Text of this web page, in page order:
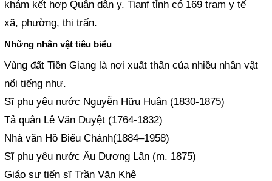
khám kết hợp Quân dân y. Tianf tỉnh có 169 trạm y tế
xã, phường, thị trấn.
Những nhân vật tiêu biểu
Vùng đất Tiền Giang là nơi xuất thân của nhiều nhân vật
nổi tiếng như.
Sĩ phu yêu nước Nguyễn Hữu Huân (1830-1875)
Tả quân Lê Văn Duyệt (1764-1832)
Nhà văn Hồ Biểu Chánh(1884–1958)
Sĩ phu yêu nước Âu Dương Lân (m. 1875)
Giáo sư tiến sĩ Trần Văn Khê